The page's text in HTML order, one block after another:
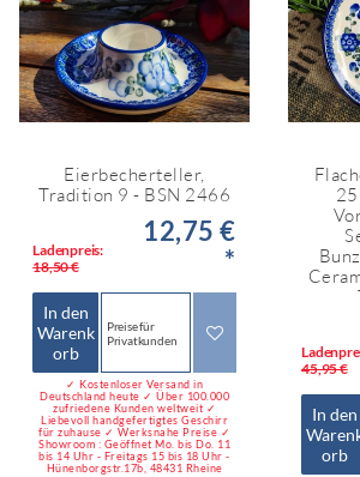
Eierbecherteller,
Tradition 9 - BSN 2466
Ladenpreis:
18,50 €
12,75 €
*
In den
Warenk
orb
Preise für
Privatkunden
✓ Kostenloser Versand in
Deutschland heute ✓ Über 100.000
zufriedene Kunden weltweit ✓
Liebevoll handgefertigtes Geschirr
für zuhause ✓ Werksnahe Preise ✓
Showroom : Geöffnet Mo. bis Do. 11
bis 14 Uhr - Freitags 15 bis 18 Uhr -
Hünenborgstr.17b, 48431 Rheine
45,95 €
In den
orb